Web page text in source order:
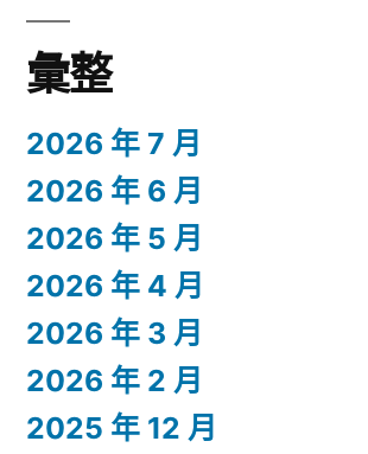
彙整
2026 年 7 月
2026 年 6 月
2026 年 5 月
2026 年 4 月
2026 年 3 月
2026 年 2 月
2025 年 12 月